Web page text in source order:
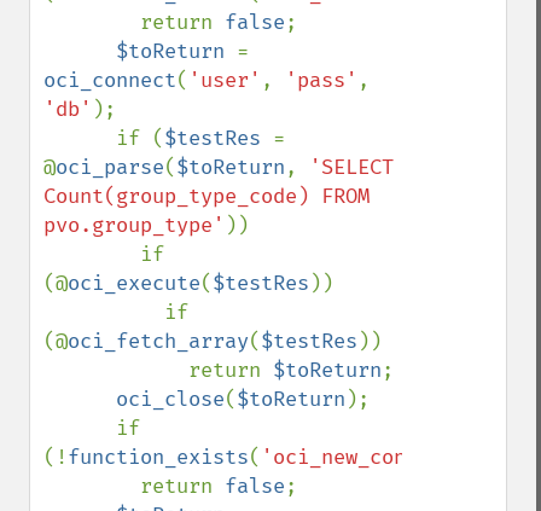
        return
false;
$toReturn
oci_connect( 'user' , 'pass'
'db' );
      if (
$testRes =
@oci_parse($toReturn,
'SELECT
Count(group_type_code) FROM
pvo.group_type' ))
(@oci_execute($testRes ))
(@oci_fetch_array($testRes ))
            return
$toReturn;
oci_close($toReturn );
(!function_exists( 'oci_new_connect'
        return
false;